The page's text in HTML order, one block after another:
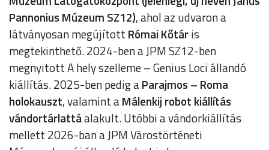
Pannonius Múzeum SZ12), ahol az udvaron a
látványosan megújított Római Kőtáris
megtekinthető. 2024-ben a JPM SZ12-ben
megnyitott A hely szelleme – Genius Loci állandó
kiállítás. 2025-ben pedig aParajmos – Roma
holokauszt, valamint aMálenkij robot kiállítás
vándortárlattáalakult. Utóbbi a vándorkiállítás
mellett 2026-ban a JPM Várostörténeti